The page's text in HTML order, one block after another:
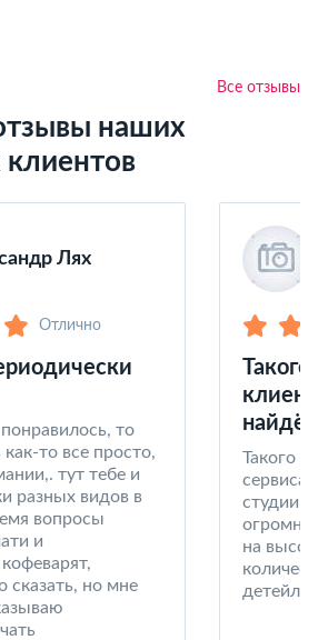
Все отзывы
наших
Лях
Отлично
то
то все просто,
тут тебе и
разных видов в
вопросы
и
но мне
Такого
Такого
сервиса
студии
на